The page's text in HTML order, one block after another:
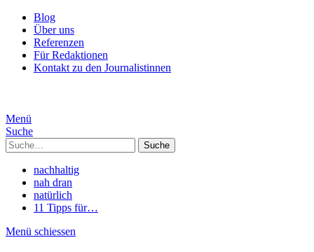
Blog
Über uns
Referenzen
Für Redaktionen
Kontakt zu den Journalistinnen
Menü
Suche
Suche
nachhaltig
nah dran
natürlich
11 Tipps für…
Menü schiessen